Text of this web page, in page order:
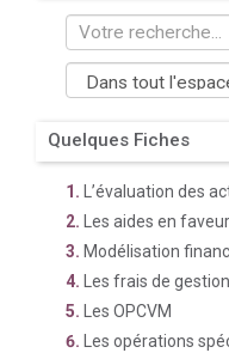
Quelques Fiches
L’évaluation des
Les aides en
Modélisation
Les frais de gestion
Les OPCVM
Les opérations